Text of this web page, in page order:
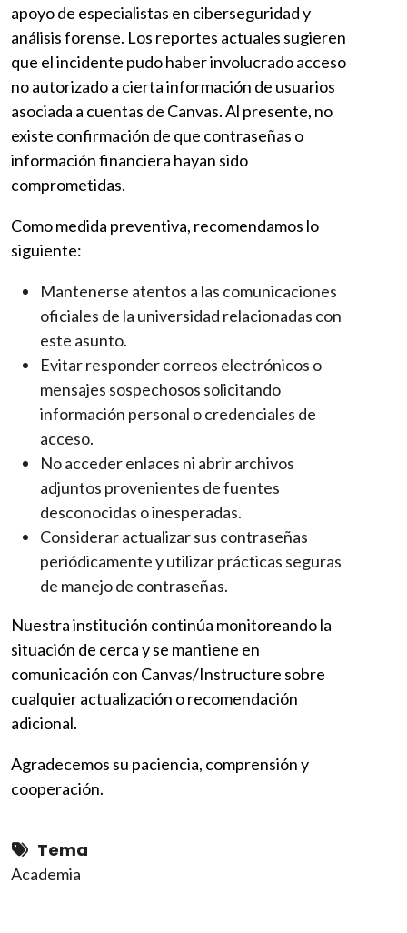
apoyo de especialistas en ciberseguridad y
análisis forense. Los reportes actuales sugieren
que el incidente pudo haber involucrado acceso
no autorizado a cierta información de usuarios
asociada a cuentas de Canvas. Al presente, no
existe confirmación de que contraseñas o
información financiera hayan sido
comprometidas.
Como medida preventiva, recomendamos lo
siguiente:
Mantenerse atentos a las comunicaciones
oficiales de la universidad relacionadas con
este asunto.
Evitar responder correos electrónicos o
mensajes sospechosos solicitando
información personal o credenciales de
acceso.
No acceder enlaces ni abrir archivos
adjuntos provenientes de fuentes
desconocidas o inesperadas.
Considerar actualizar sus contraseñas
periódicamente y utilizar prácticas seguras
de manejo de contraseñas.
Nuestra institución continúa monitoreando la
situación de cerca y se mantiene en
comunicación con Canvas/Instructure sobre
cualquier actualización o recomendación
adicional.
Agradecemos su paciencia, comprensión y
cooperación.
Tema
Academia